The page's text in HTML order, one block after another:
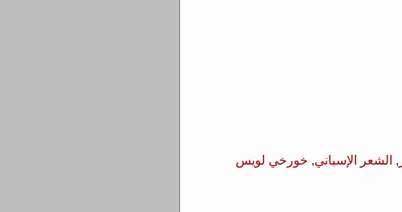
, الشعر الإسباني, خورخي لويس